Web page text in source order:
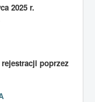
2025 r.
poprzez